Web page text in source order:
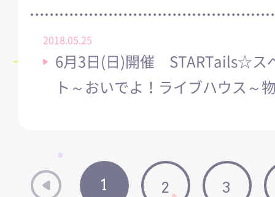
2018.05.25
6月3日(日)開催 STARTails☆ス
ト～おいでよ！ライブハウス～
1 2 3